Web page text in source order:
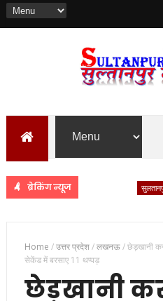
ब्रेकिंग न्यूज
Home /उत्तर प्रदेश/लखनऊ/छेड़खानी
सेकेंड में बरसाए 11 थप्पड़
छेड़खानी